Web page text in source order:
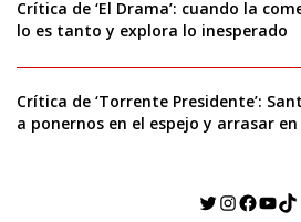
Crítica de ‘El Drama’: cuando la
lo es tanto y explora lo inesperado
Crítica de ‘Torrente Presidente’:
a ponernos en el espejo y arrasar
Twitter
Instagram